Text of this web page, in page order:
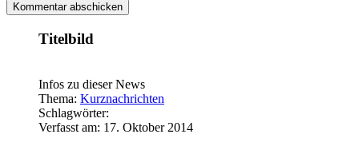
Titelbild
Infos zu dieser News
Thema: Kurznachrichten
Schlagwörter:
Verfasst am: 17. Oktober 2014